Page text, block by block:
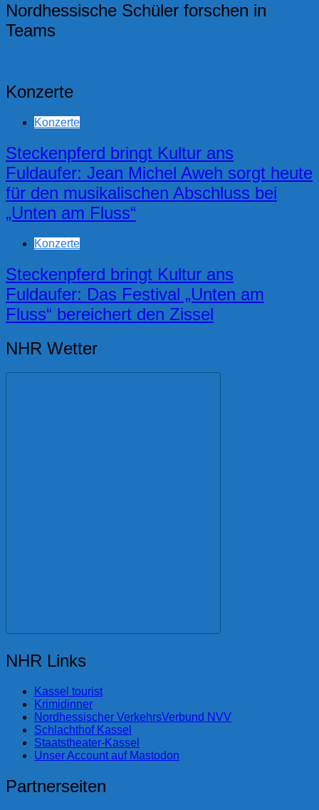
Nordhessische Schüler forschen in
Teams
Konzerte
Konzerte
Steckenpferd bringt Kultur ans
Fuldaufer: Jean Michel Aweh sorgt heute
für den musikalischen Abschluss bei
„Unten am Fluss“
Konzerte
Steckenpferd bringt Kultur ans
Fuldaufer: Das Festival „Unten am
Fluss“ bereichert den Zissel
NHR Wetter
NHR Links
Kassel tourist
Krimidinner
Nordhessischer VerkehrsVerbund NVV
Schlachthof Kassel
Staatstheater-Kassel
Unser Account auf Mastodon
Partnerseiten